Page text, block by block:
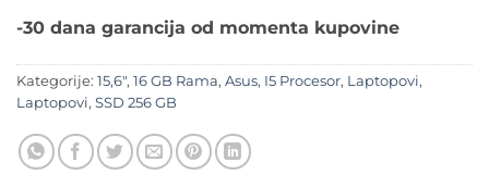
-30 dana garancija od momenta kupovine
Kategorije: 15,6", 16 GB Rama, Asus, I5 Procesor, Laptopovi,
Laptopovi, SSD 256 GB